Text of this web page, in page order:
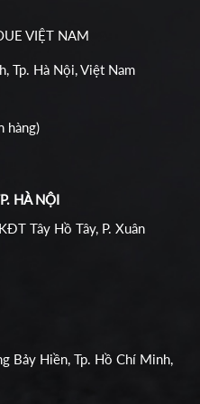
VIỆT NAM
Tp. Hà Nội, Việt Nam
hàng)
HÀ NỘI
Tây Hồ Tây, P. Xuân
Bảy Hiền, Tp. Hồ Chí Minh,